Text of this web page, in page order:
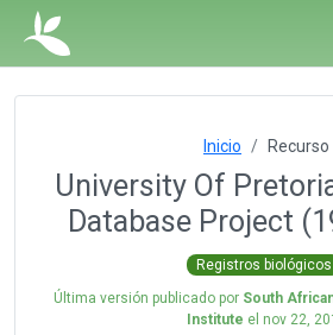
Inicio Recurso
University Of
Database Project
Registros biológicos
Última versión publicado por South
Institute el nov 22,